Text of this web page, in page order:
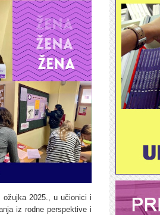
2025., u učionici i
iz rodne perspektive i